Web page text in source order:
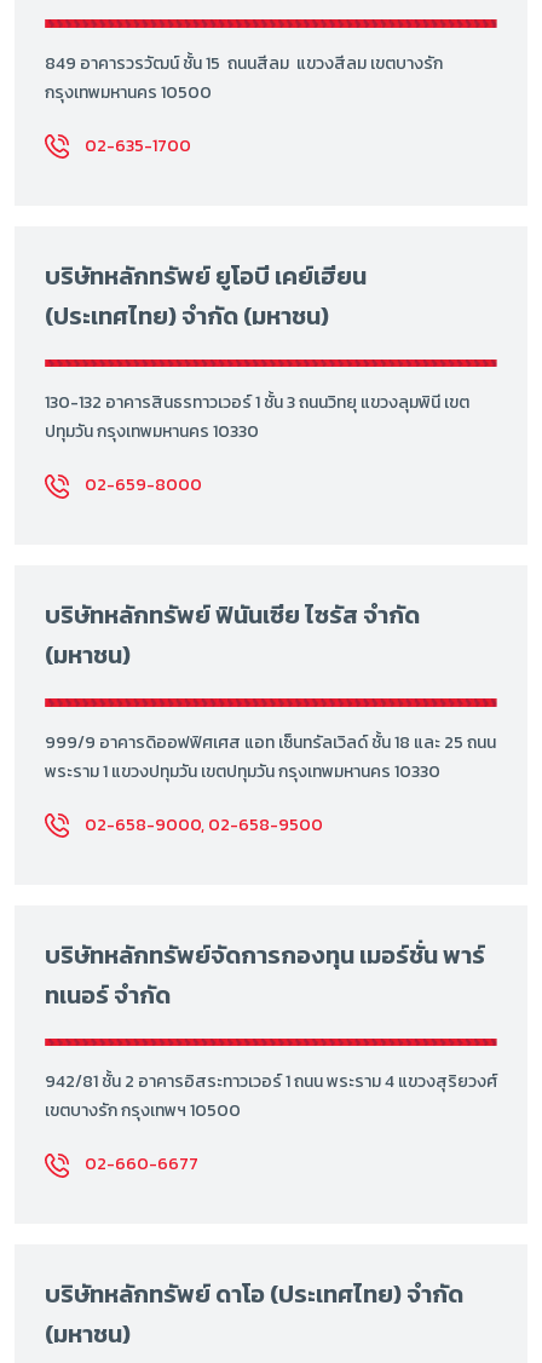
849 อาคารวรวัฒน์ ชั้น 15 ถนนสีลม แขวงสีลม เขตบางรัก
กรุงเทพมหานคร 10500
02-635-1700
บริษัทหลักทรัพย์ ยูโอบี เคย์เฮียน
(ประเทศไทย) จำกัด (มหาชน)
130-132 อาคารสินธรทาวเวอร์ 1 ชั้น 3 ถนนวิทยุ แขวงลุมพินี เขต
ปทุมวัน กรุงเทพมหานคร 10330
02-659-8000
บริษัทหลักทรัพย์ ฟินันเซีย ไซรัส จำกัด
(มหาชน)
999/9 อาคารดิออฟฟิศเศส แอท เซ็นทรัลเวิลด์ ชั้น 18 และ 25 ถนน
พระราม 1 แขวงปทุมวัน เขตปทุมวัน กรุงเทพมหานคร 10330
02-658-9000, 02-658-9500
บริษัทหลักทรัพย์จัดการกองทุน เมอร์ชั่น พาร์
ทเนอร์ จำกัด
942/81 ชั้น 2 อาคารอิสระทาวเวอร์ 1 ถนน พระราม 4 แขวงสุริยวงศ์
เขตบางรัก กรุงเทพฯ 10500
02-660-6677
บริษัทหลักทรัพย์ ดาโอ (ประเทศไทย) จำกัด
(มหาชน)